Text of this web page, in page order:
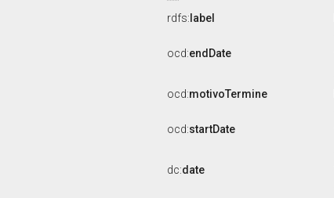
rdfs: label
ocd:endDate
ocd:motivoTermine
ocd:startDate
dc:date